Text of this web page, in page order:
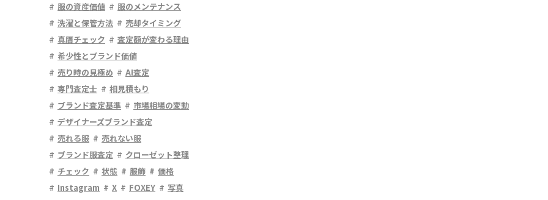
服の資産価値
服のメンテナンス
洗濯と保管方法
売却タイミング
真贋チェック
査定額が変わる理由
希少性とブランド価値
売り時の見極め
AI査定
専門査定士
相見積もり
ブランド査定基準
市場相場の変動
デザイナーズブランド査定
売れる服
売れない服
ブランド服査定
クローゼット整理
チェック
状態 服飾
価格
Instagram
X FOXEY
写真